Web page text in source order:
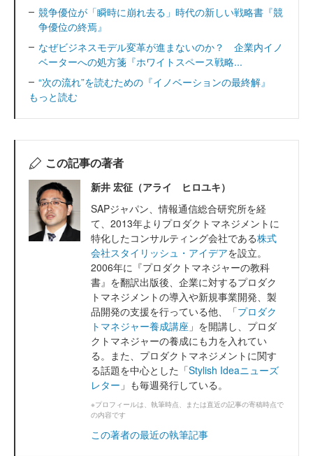
競争優位が「瞬時に崩れ去る」時代の新しい戦略書『競
争優位の終焉』
なぜビジネスモデル変革が進まないのか？ 企業内イノ
ベーターへの処方箋『ホワイトスペース戦略...
“次の流れ”を読むための『イノベーションの最終解』
もっと読む
この記事の著者
新井 宏征（アライ ヒロユキ）
SAPジャパン、情報通信総合研究所を経
て、2013年よりプロダクトマネジメントに
特化したコンサルティング会社である株式
会社スタイリッシュ・アイデアを設立。
2006年に『プロダクトマネジャーの教科
書』を翻訳出版後、企業に対するプロダク
トマネジメントの導入や新規事業開発、製
品開発の支援を行っている他、「プロダク
トマネジャー養成講座 」を開講し、プロダ
クトマネジャーの養成にも力を入れてい
る。また、プロダクトマネジメントに関す
る話題を中心とした「Stylish Ideaニューズ
レター 」も毎週発行している。
※プロフィールは、執筆時点、または直近の記事の寄稿時点で
の内容です
この著者の最近の執筆記事